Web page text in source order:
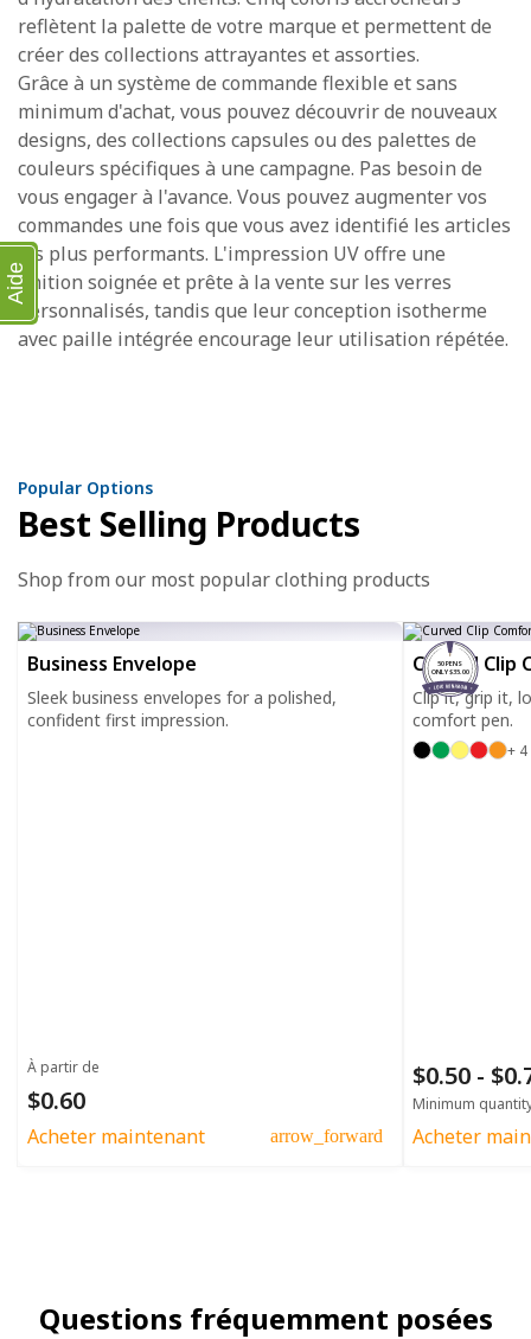
reflètent la palette de votre marque et permettent de
créer des collections attrayantes et assorties.
Grâce à un système de commande flexible et sans
minimum d'achat, vous pouvez découvrir de nouveaux
designs, des collections capsules ou des palettes de
couleurs spécifiques à une campagne. Pas besoin de
vous engager à l'avance. Vous pouvez augmenter vos
commandes une fois que vous avez identifié les articles
les plus performants. L'impression UV offre une
finition soignée et prête à la vente sur les verres
personnalisés, tandis que leur conception isotherme
avec paille intégrée encourage leur utilisation répétée.
Popular Options
Best Selling Products
Shop from our most popular clothing products
Business Envelope
Sleek business envelopes for a polished,
confident first impression.
À partir de
$0.60
Acheter maintenant arrow_forward
50 PENS
ONLY $35.00
Curved Clip
Clip it, grip it,
comfort pen.
+ 4
$0.50 -
Minimum
Acheter
Questions fréquemment posées
Aide